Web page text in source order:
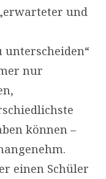
und
nur
können –
einen Schüler